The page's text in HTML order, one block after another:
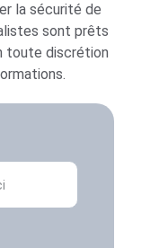
la sécurité de
sont prêts
toute discrétion